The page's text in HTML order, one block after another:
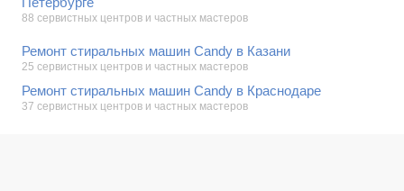
88 сервистных центров и частных мастеров
Ремонт стиральных машин Candy в Казани
25 сервистных центров и частных мастеров
Ремонт стиральных машин Candy в Краснодаре
37 сервистных центров и частных мастеров